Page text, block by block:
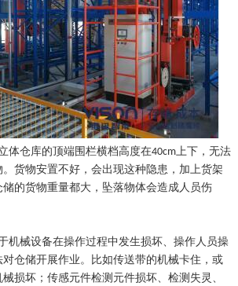
体仓库的顶端围栏横档高度在40cm上下，无法
货物安置不好，会出现这种隐患，加上货架
的货物重量都大，坠落物体会造成人员伤
机械设备在操作过程中发生损坏、操作人员操
仓储开展作业。比如传送带的机械卡住，或
损坏；传感元件检测元件损坏、检测失灵、